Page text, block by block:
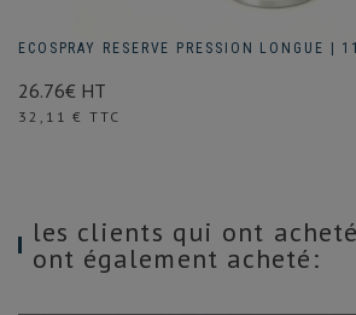
ECOSPRAY RESERVE PRESSION LONGUE |
26.76€ HT
Prix
32,11 € TTC
les clients qui ont
ont également acheté: